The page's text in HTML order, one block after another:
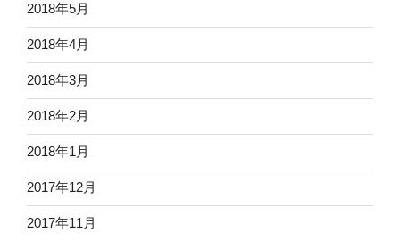
2018年5月
2018年4月
2018年3月
2018年2月
2018年1月
2017年12月
2017年11月